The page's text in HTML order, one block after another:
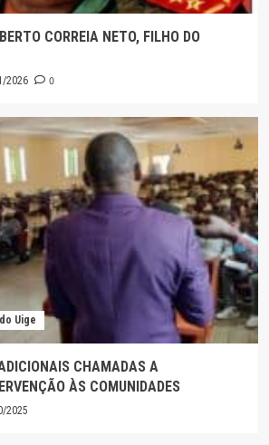
CORREIA NETO, FILHO DO
2026 0
Uige
CHAMADAS A
ÀS COMUNIDADES
2025